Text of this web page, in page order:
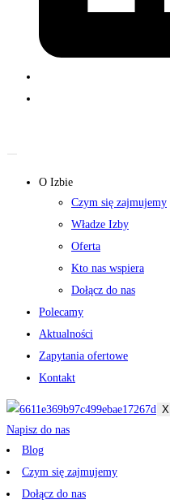
O Izbie
Czym się zajmujemy
Władze Izby
Oferta
Kto nas wspiera
Dołącz do nas
Polecamy
Aktualności
Zapytania ofertowe
Kontakt
X
Napisz do nas
Blog
Czym się zajmujemy
Dołącz do nas